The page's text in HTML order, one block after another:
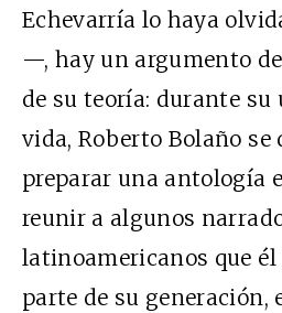
Echevarría lo haya
—, hay un argumento
de su teoría: durante
vida, Roberto Bolaño se
preparar una antología
reunir a algunos
latinoamericanos que
parte de su generación,